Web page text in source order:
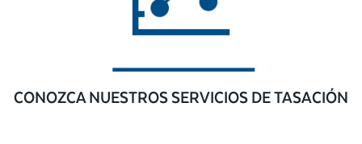
CONOZCA NUESTROS SERVICIOS DE TASACIÓN